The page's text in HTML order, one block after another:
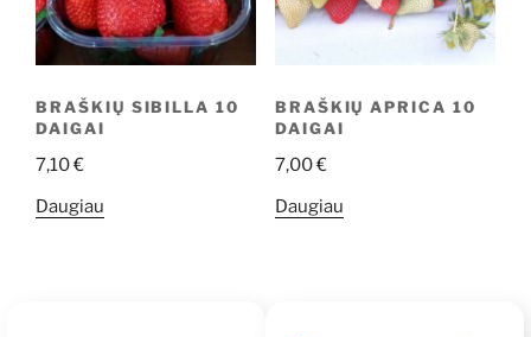
BRAŠKIŲ SIBILLA 10
DAIGAI
7,10€
Daugiau
BRAŠKIŲ APRICA 10
DAIGAI
7,00€
Daugiau